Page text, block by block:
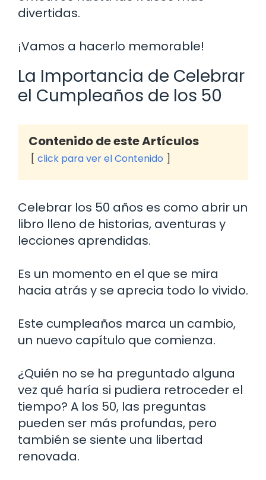
divertidas.
¡Vamos a hacerlo memorable!
La Importancia de Celebrar
el Cumpleaños de los 50
Contenido de este Artículos
click para ver el Contenido
Celebrar los 50 años es como abrir un
libro lleno de historias, aventuras y
lecciones aprendidas.
Es un momento en el que se mira
hacia atrás y se aprecia todo lo vivido.
Este cumpleaños marca un cambio,
un nuevo capítulo que comienza.
¿Quién no se ha preguntado alguna
vez qué haría si pudiera retroceder el
tiempo? A los 50, las preguntas
pueden ser más profundas, pero
también se siente una libertad
renovada.